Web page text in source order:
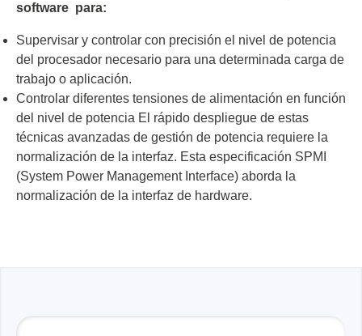
software para:
Supervisar y controlar con precisión el nivel de potencia
del procesador necesario para una determinada carga de
trabajo o aplicación.
Controlar diferentes tensiones de alimentación en función
del nivel de potencia El rápido despliegue de estas
técnicas avanzadas de gestión de potencia requiere la
normalización de la interfaz. Esta especificación SPMI
(System Power Management Interface) aborda la
normalización de la interfaz de hardware.